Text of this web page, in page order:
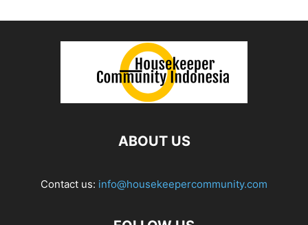
ABOUT US
Contact us: info@housekeepercommunity.com